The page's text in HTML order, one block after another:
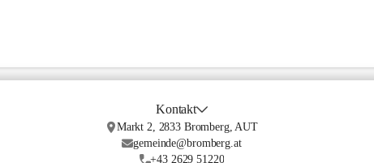
Kontakt
Markt 2, 2833 Bromberg, AUT
gemeinde@bromberg.at
+43 2629 51220